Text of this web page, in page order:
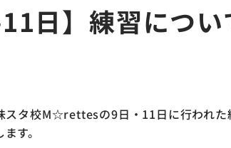
11日】練習につ
スタ校M☆rettesの9日・11日に行われた
す。